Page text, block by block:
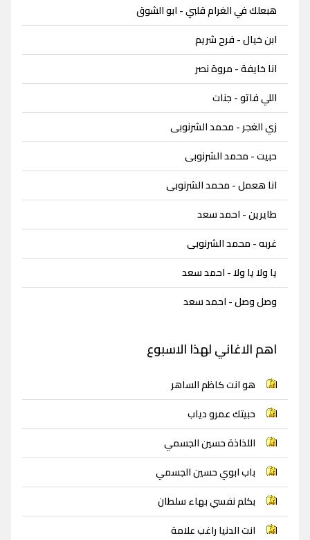
هبعلك في الغرام قلبي - ابو الشوق
ابن خيال - فرح شريم
انا خايفة - مروة نصر
اللي فاتو - جنات
زي الغجر - محمد الشرنوبى
حبيت - محمد الشرنوبى
انا هعمل - محمد الشرنوبى
طايرين - احمد سعد
غربه - محمد الشرنوبى
يا ولا يا ولا - احمد سعد
وصل وصل - احمد سعد
اهم الاغاني لهذا الاسبوع
هو انت كاظم الساهر
حبيتك عمرو دياب
اللذاذة حسين الجسمي
باب ابوي حسين الجسمي
بكلم نفسي بهاء سلطان
انت الدنيا راغب علامة